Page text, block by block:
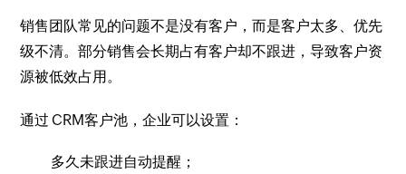
销售团队常见的问题不是没有客户，而是客户太多、优先
级不清。部分销售会长期占有客户却不跟进，导致客户资
源被低效占用。
通过 CRM客户池，企业可以设置：
多久未跟进自动提醒；